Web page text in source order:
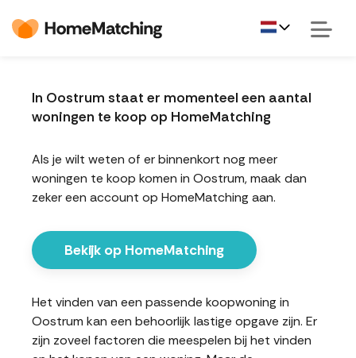
In Oostrum staat er momenteel een aantal
woningen te koop op HomeMatching
Als je wilt weten of er binnenkort nog meer
woningen te koop komen in Oostrum, maak dan
zeker een account op HomeMatching aan.
Bekijk op HomeMatching
Het vinden van een passende koopwoning in
Oostrum kan een behoorlijk lastige opgave zijn. Er
zijn zoveel factoren die meespelen bij het vinden